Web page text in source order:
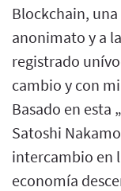
Blockchain,
anonimato y a
registrado
cambio y con
Basado en esta
Satoshi
intercambio en
economía